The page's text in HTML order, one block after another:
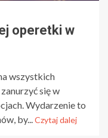
operetki w
wszystkich
się w
Wydarzenie to
by...Czytaj dalej